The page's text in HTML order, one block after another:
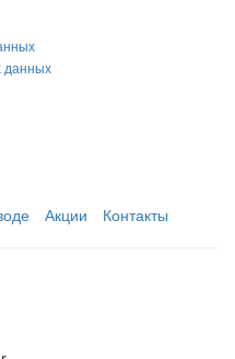
данных
Акции Контакты